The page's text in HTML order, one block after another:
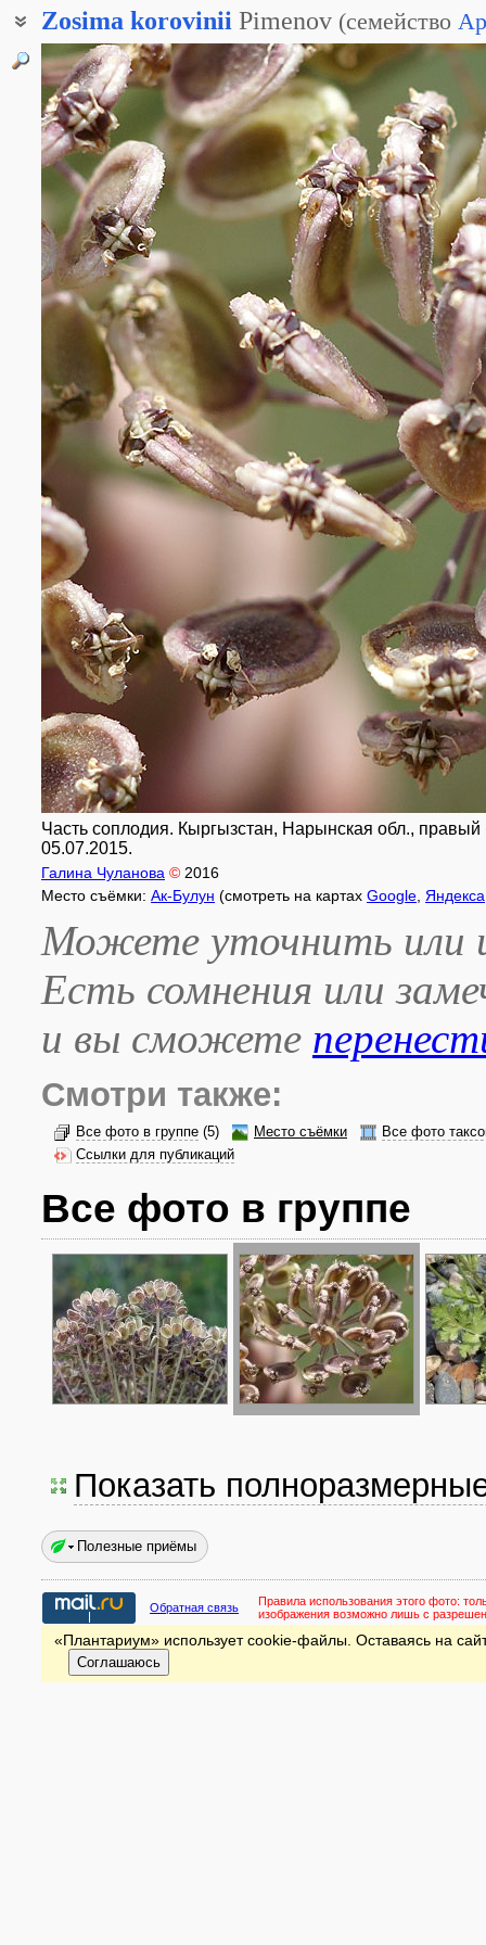
Zosima korovinii Pimenov (семейство
Зозима Коровина
Часть соплодия. Кыргызстан, Нарынская обл.,
05.07.2015.
Галина Чуланова © 2016
Место съёмки: Ак-Булун (смотреть на картах Google Яндекса
Можете уточнить или
Есть сомнения или
и вы сможете
Смотри также:
Все фото в группе (5) Место съёмки
Все фото
Ссылки для публикаций
Все фото в группе
Показать
Полезные приёмы
Обратная связь Правила использования этого фото:
изображения возможно лишь с
«Плантариум» использует cookie-файлы. Оставаясь на
Соглашаюсь